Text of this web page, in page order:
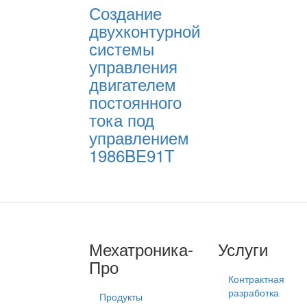
Создание
двухконтурной
системы
управления
двигателем
постоянного
тока под
управлением
1986BE91T
Мехатроника-
Про
Продукты
Услуги
Контрактная
разработка